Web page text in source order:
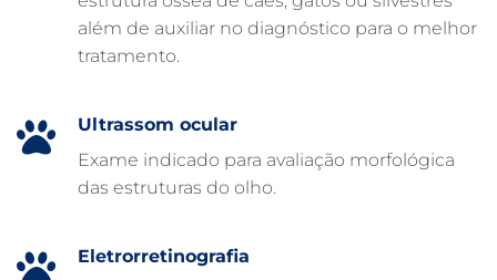
CUIDADOS INTENSIVOS EM ANIMAIS
CLÍNICA VETERINÁRIA ARCA
CLÍNICA VETERINÁRIA 24 HORAS
ATENDIMENTO VETERINÁRIO
além de auxiliar no diagnóstico para o melhor
tratamento.
Ultrassom ocular
Exame indicado para avaliação morfológica
das estruturas do olho.
Eletrorretinografia